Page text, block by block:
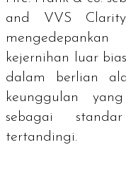
and VVS
kejernihan luar
dalam berlian
keunggulan
sebagai
tertandingi.